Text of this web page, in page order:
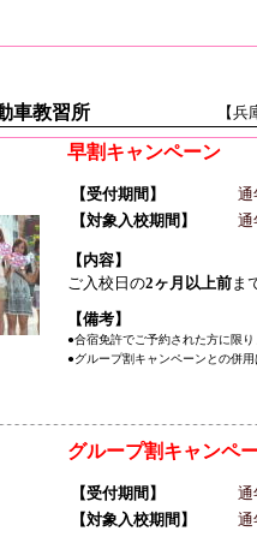
車教習所 【
早割キャンペーン
【受付期間】
通
【対象入校期間】
通
【内容】
ご入校日の2ヶ月以上前ま
【備考】
●合宿免許でご予約された方に限
●グループ割キャンペーンとの併
グループ割キャンペ
【受付期間】
通
【対象入校期間】
通